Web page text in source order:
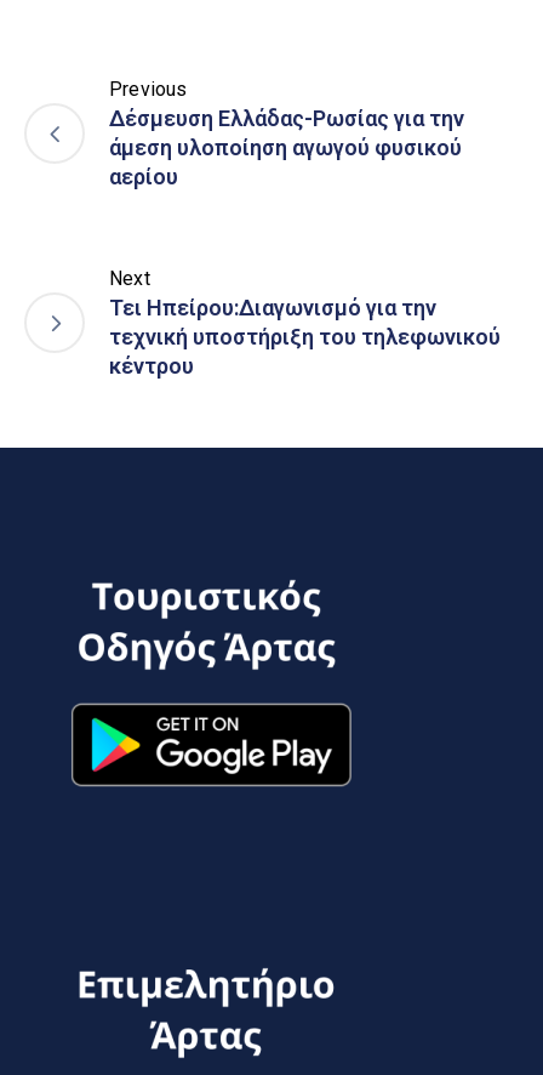
Previous
Δέσμευση Ελλάδας-Ρωσίας για την
άμεση υλοποίηση αγωγού φυσικού
αερίου
Next
Τει Ηπείρου:Διαγωνισμό για την
τεχνική υποστήριξη του τηλεφωνικού
κέντρου